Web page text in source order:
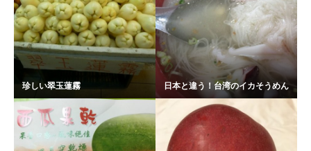
珍しい翠玉蓮霧 日本と違う！台湾のイカそうめん